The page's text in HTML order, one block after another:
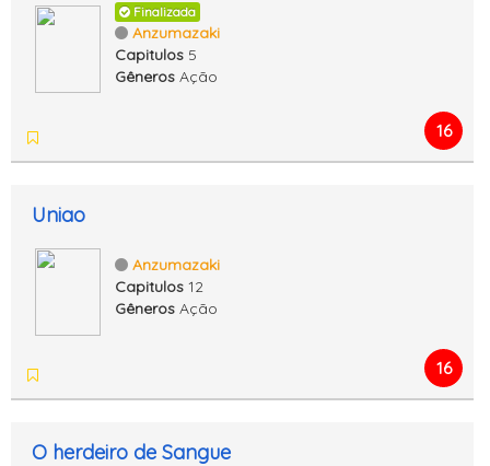
Finalizada
Anzumazaki
Capitulos 5
Gêneros Ação
16
Uniao
Anzumazaki
Capitulos 12
Gêneros Ação
16
O herdeiro de Sangue